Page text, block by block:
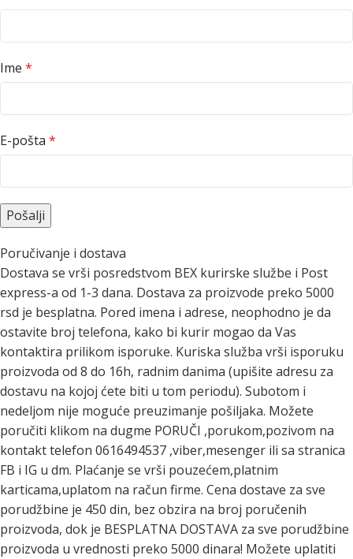
Ime *
E-pošta *
Poručivanje i dostava
Dostava se vrši posredstvom BEX kurirske službe i Post
express-a od 1-3 dana. Dostava za proizvode preko 5000
rsd je besplatna. Pored imena i adrese, neophodno je da
ostavite broj telefona, kako bi kurir mogao da Vas
kontaktira prilikom isporuke. Kuriska služba vrši isporuku
proizvoda od 8 do 16h, radnim danima (upišite adresu za
dostavu na kojoj ćete biti u tom periodu). Subotom i
nedeljom nije moguće preuzimanje pošiljaka. Možete
poručiti klikom na dugme PORUČI ,porukom,pozivom na
kontakt telefon 0616494537 ,viber,mesenger ili sa stranica
FB i IG u dm. Plaćanje se vrši pouzećem,platnim
karticama,uplatom na račun firme. Cena dostave za sve
porudžbine je 450 din, bez obzira na broj poručenih
proizvoda, dok je BESPLATNA DOSTAVA za sve porudžbine
proizvoda u vrednosti preko 5000 dinara! Možete uplatiti